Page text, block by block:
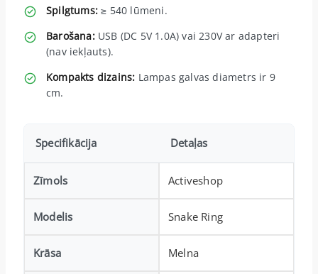
Spilgtums: ≥ 540 lūmeni.
Barošana:USB (DC 5V 1.0A) vai 230V ar adapteri
(nav iekļauts).
Kompakts dizains: Lampas galvas diametrs ir 9
cm.
Specifikācija Detaļas
Zīmols Activeshop
Modelis Snake Ring
Krāsa Melna